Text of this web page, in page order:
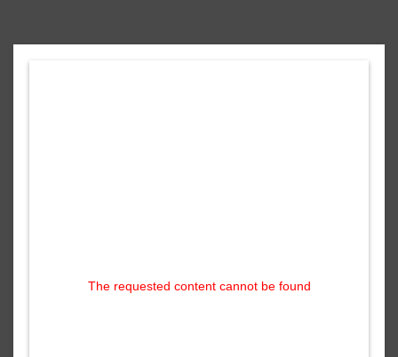
The requested content cannot be found